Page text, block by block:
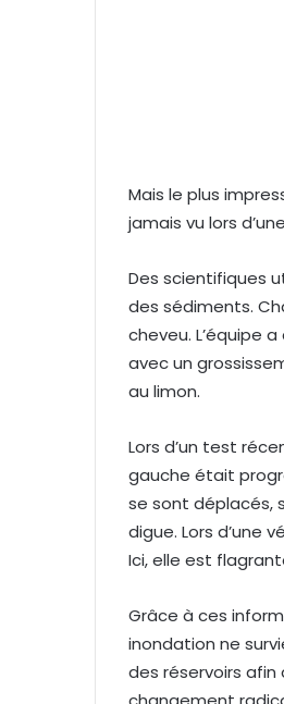
Mais le plus
jamais vu lors
Des scientifiques
des sédiments.
cheveu. L’équipe
avec un
au limon.
Lors d’un test
gauche était
se sont déplacés,
digue. Lors d’une
Ici, elle est
Grâce à ces
inondation ne
des réservoirs afin